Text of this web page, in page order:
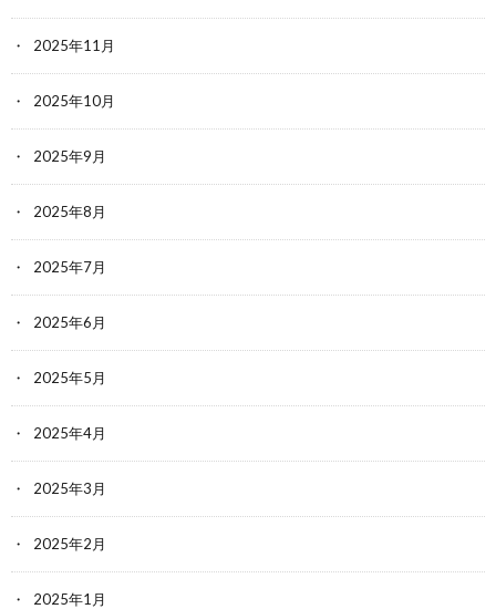
2025年11月
2025年10月
2025年9月
2025年8月
2025年7月
2025年6月
2025年5月
2025年4月
2025年3月
2025年2月
2025年1月